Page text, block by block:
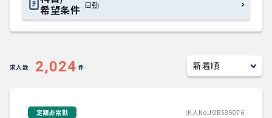
キャリアアドバイザー紹介
希望条件 日勤
求人数 2,024 件
定期非常勤 求人No.JOB586076